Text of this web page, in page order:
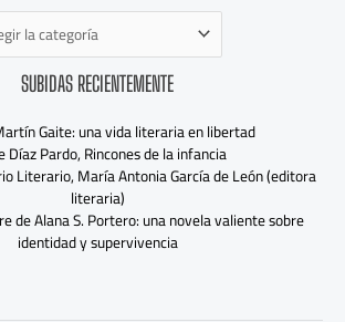
SUBIDAS RECIENTEMENTE
Gaite: una vida literaria en libertad
Díaz Pardo, Rincones de la infancia
Literario, María Antonia García de León (editora
literaria)
de Alana S. Portero: una novela valiente sobre
identidad y supervivencia